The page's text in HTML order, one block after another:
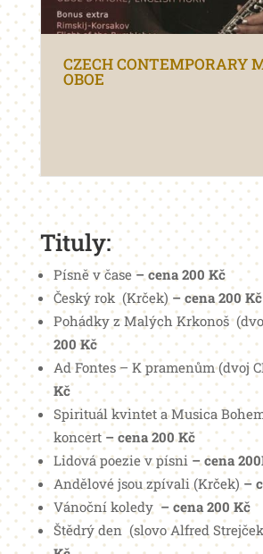
CZECH CONTEMPORARY
OBOE
Tituly:
Písně v čase – cena 200 Kč
Český rok (Krček) – cena 200 Kč
Pohádky z Malých Krkonoš
200 Kč
Ad Fontes – K pramenům (dvoj
Kč
Spirituál kvintet a Musica
koncert– cena 200 Kč
Lidová poezie v písni – cena
Andělové jsou zpívali (Krček)–
Vánoční koledy– cena 200 Kč
Štědrý den (slovo Alfred